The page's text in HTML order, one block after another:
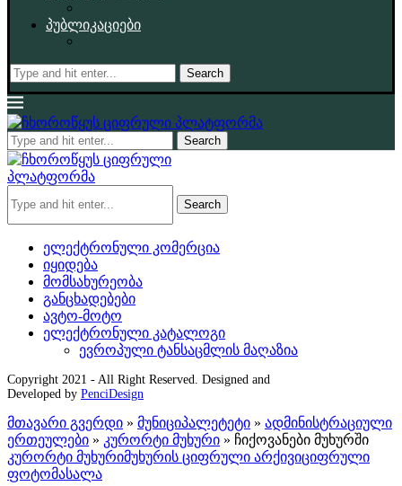
პუბლიკაციები
Search
Search
Search
ელექტრონული კომერცია
იყიდება
მომსახურეობა
განცხადებები
ავტო-მოტო
ელექტრონული კატალოგი
ევროპული ტანსაცმლის მაღაზია
Copyright 2021 - All Right Reserved. Designed and
Developed by PenciDesign
მთავარი გვერდი » მუნიციპალეტეტი » ადმინისტრაციული
ერთეულები » კურორტი მუხური » ჩიქოვანები მუხურში
კურორტი მუხურიმუხურის ციფრული არქივიციფრული
ფოტომასალა